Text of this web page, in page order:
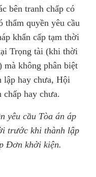
bên tranh chấp có
thẩm quyền yêu cầu
khẩn cấp tạm thời
Trọng tài (khi thời
mà không phân biệt
lập hay chưa, Hội
hay chưa.
yêu cầu Tòa án áp
trước khi thành lập
Đơn khởi kiện.